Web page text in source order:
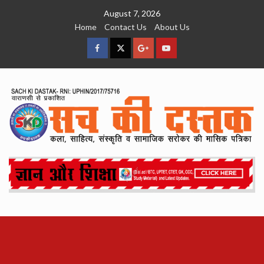
August 7, 2026
Home
Contact Us About Us
facebookTwitterGoogleYouTube